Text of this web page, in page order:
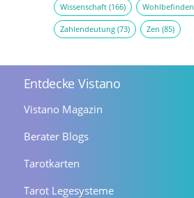
Wissenschaft(166) Wohlbefinden
Zahlendeutung(73) Zen (85)
Entdecke Vistano
Vistano Magazin
Berater Blogs
Tarotkarten
Tarot Legesysteme